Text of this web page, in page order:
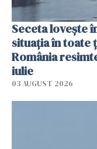
Seceta lovește
situația în toate
România
iulie
03 AUGUST 2026